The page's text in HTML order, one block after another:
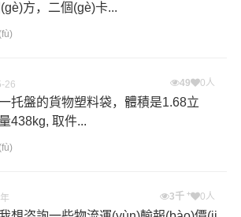
方，二個(gè)卡...
26 49 0人
托盤的貨物塑料袋，體積是1.68立
438kg, 取件...
3千 + 0人